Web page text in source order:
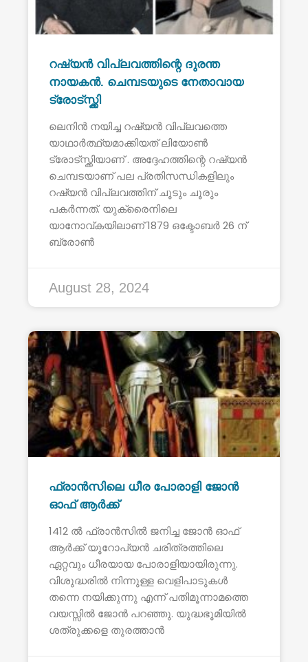
റഷ്യൻ വിപ്ലവത്തിന്റെ ദുരന്ത
നായകൻ. ചെമ്പടയുടെ നേതാവായ
ട്രോട്സ്ക്കി
ലെനിൻ നയിച്ച റഷ്യൻ വിപ്ലവത്തെ
യാഥാർത്ഥ്യമാക്കിയത് ലിയോൺ
ട്രോട്സ്ക്കിയാണ് . അദ്ദേഹത്തിന്റെ റഷ്യൻ
ചെമ്പടയാണ് പല പ്രതിസന്ധികളിലും
റഷ്യൻ വിപ്ലവത്തിന് ചൂടും ചൂരും
പകർന്നത്. യുക്രൈനിലെ
യാനോവ്കയിലാണ് 1879 ഒക്ടോബർ 26 ന്
ബ്രോൺ
August 28, 2024
ഫ്രാൻസിലെ ധീര പോരാളി ജോൻ
ഓഫ് ആർക്ക്
1412 ൽ ഫ്രാൻസിൽ ജനിച്ച ജോൻ ഓഫ്
ആർക്ക് യൂറോപ്യൻ ചരിത്രത്തിലെ
ഏറ്റവും ധീരയായ പോരാളിയായിരുന്നു.
വിശുദ്ധരിൽ നിന്നുള്ള വെളിപാടുകൾ
തന്നെ നയിക്കുന്നു എന്ന് പതിമൂന്നാമത്തെ
വയസ്സിൽ ജോൻ പറഞ്ഞു. യുദ്ധഭൂമിയിൽ
ശത്രുക്കളെ തുരത്താൻ